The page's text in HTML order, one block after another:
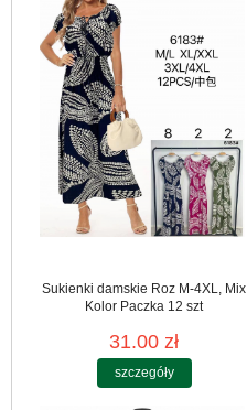
Sukienki damskie Roz M-4XL, Mix
Kolor Paczka 12 szt
31.00 zł
szczegóły